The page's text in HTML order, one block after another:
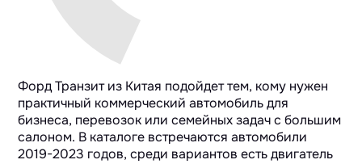
Форд Транзит из Китая подойдет тем, кому нужен
практичный коммерческий автомобиль для
бизнеса, перевозок или семейных задач с большим
салоном. В каталоге встречаются автомобили
2019-2023 годов, среди вариантов есть двигатель